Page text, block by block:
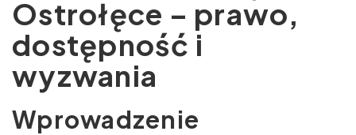
Ostrołęce – prawo,
dostępność i
wyzwania
Wprowadzenie